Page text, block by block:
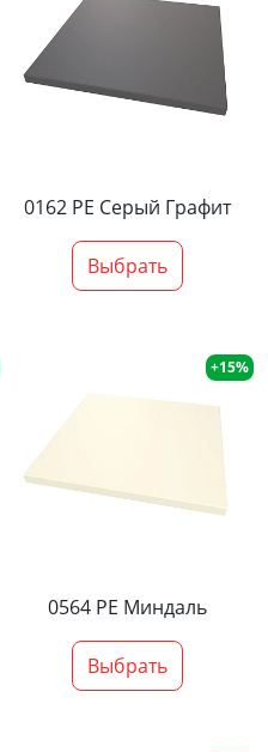
0162 PE Серый Графит
Выбрать
+15%
0564 PE Миндаль
Выбрать